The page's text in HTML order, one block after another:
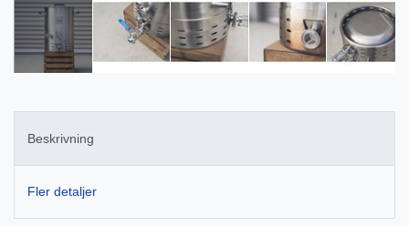
Beskrivning
Fler detaljer